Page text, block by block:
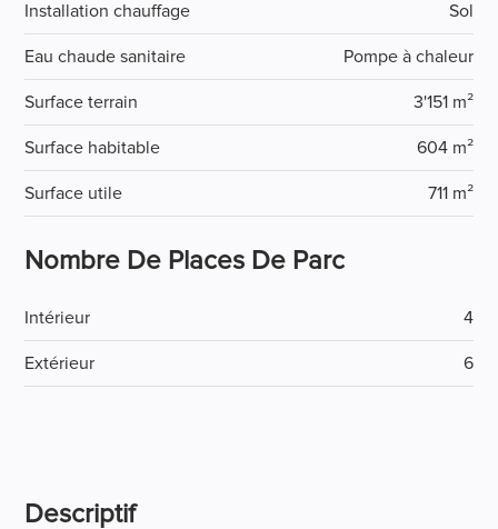
Descriptif
Installation chauffage Sol
Eau chaude sanitaire Pompe à chaleur
Surface terrain 3'151 m²
Surface habitable 604 m²
Surface utile 711 m²
Nombre De Places De Parc
Intérieur 4
Extérieur 6